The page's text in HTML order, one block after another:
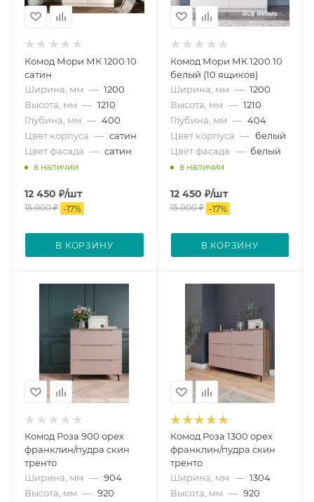
Комод Мори МК 1200.10
сатин
Ширина, мм — 1200
Высота, мм — 1210
Глубина, мм — 400
Цвет корпуса — сатин
Цвет фасада — сатин
в наличии
12 450 ₽/шт
15 000₽ -17%
В КОРЗИНУ
Комод Мори МК 1200.10
белый (10 ящиков)
Ширина, мм — 1200
Высота, мм — 1210
Глубина, мм — 404
Цвет корпуса — белый
Цвет фасада — белый
в наличии
12 450 ₽/шт
15 000₽ -17%
В КОРЗИНУ
Комод Роза 900 орех
франклин/пудра скин
тренто
Ширина, мм — 904
Высота, мм — 920
Комод Роза 1300 орех
франклин/пудра скин
тренто
Ширина, мм — 1304
Высота, мм — 920